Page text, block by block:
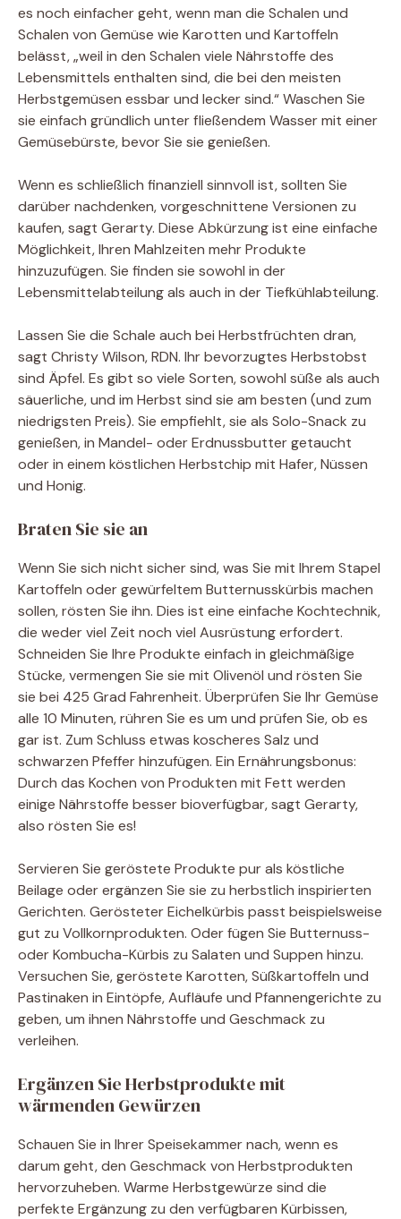
es noch einfacher geht, wenn man die Schalen und
Schalen von Gemüse wie Karotten und Kartoffeln
belässt, „weil in den Schalen viele Nährstoffe des
Lebensmittels enthalten sind, die bei den meisten
Herbstgemüsen essbar und lecker sind.“ Waschen Sie
sie einfach gründlich unter fließendem Wasser mit einer
Gemüsebürste, bevor Sie sie genießen.
Wenn es schließlich finanziell sinnvoll ist, sollten Sie
darüber nachdenken, vorgeschnittene Versionen zu
kaufen, sagt Gerarty. Diese Abkürzung ist eine einfache
Möglichkeit, Ihren Mahlzeiten mehr Produkte
hinzuzufügen. Sie finden sie sowohl in der
Lebensmittelabteilung als auch in der Tiefkühlabteilung.
Lassen Sie die Schale auch bei Herbstfrüchten dran,
sagt Christy Wilson, RDN. Ihr bevorzugtes Herbstobst
sind Äpfel. Es gibt so viele Sorten, sowohl süße als auch
säuerliche, und im Herbst sind sie am besten (und zum
niedrigsten Preis). Sie empfiehlt, sie als Solo-Snack zu
genießen, in Mandel- oder Erdnussbutter getaucht
oder in einem köstlichen Herbstchip mit Hafer, Nüssen
und Honig.
Braten Sie sie an
Wenn Sie sich nicht sicher sind, was Sie mit Ihrem Stapel
Kartoffeln oder gewürfeltem Butternusskürbis machen
sollen, rösten Sie ihn. Dies ist eine einfache Kochtechnik,
die weder viel Zeit noch viel Ausrüstung erfordert.
Schneiden Sie Ihre Produkte einfach in gleichmäßige
Stücke, vermengen Sie sie mit Olivenöl und rösten Sie
sie bei 425 Grad Fahrenheit. Überprüfen Sie Ihr Gemüse
alle 10 Minuten, rühren Sie es um und prüfen Sie, ob es
gar ist. Zum Schluss etwas koscheres Salz und
schwarzen Pfeffer hinzufügen. Ein Ernährungsbonus:
Durch das Kochen von Produkten mit Fett werden
einige Nährstoffe besser bioverfügbar, sagt Gerarty,
also rösten Sie es!
Servieren Sie geröstete Produkte pur als köstliche
Beilage oder ergänzen Sie sie zu herbstlich inspirierten
Gerichten. Gerösteter Eichelkürbis passt beispielsweise
gut zu Vollkornprodukten. Oder fügen Sie Butternuss-
oder Kombucha-Kürbis zu Salaten und Suppen hinzu.
Versuchen Sie, geröstete Karotten, Süßkartoffeln und
Pastinaken in Eintöpfe, Aufläufe und Pfannengerichte zu
geben, um ihnen Nährstoffe und Geschmack zu
verleihen.
Ergänzen Sie Herbstprodukte mit
wärmenden Gewürzen
Schauen Sie in Ihrer Speisekammer nach, wenn es
darum geht, den Geschmack von Herbstprodukten
hervorzuheben. Warme Herbstgewürze sind die
perfekte Ergänzung zu den verfügbaren Kürbissen,